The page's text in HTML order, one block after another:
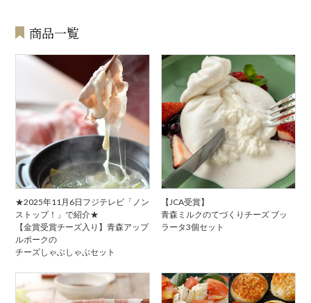
商品一覧
★2025年11月6日フジテレビ「ノン
ストップ！」で紹介★
【金賞受賞チーズ入り】青森アップ
ルポークの
チーズしゃぶしゃぶセット
【JCA受賞】
青森ミルクのてづくりチーズ ブッ
ラータ3個セット